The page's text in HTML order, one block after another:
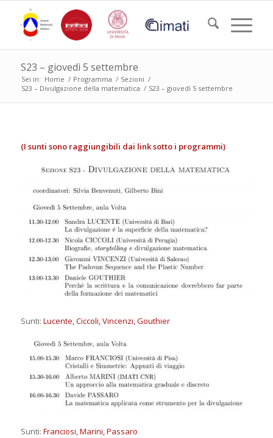
S23 – giovedì 5 settembre
Sei in: Home / Programma / Sezioni /
S23 – Divulgazione della matematica / S23 – giovedì 5 settembre
(I sunti sono raggiungibili dai link sotto i programmi)
Sunti: Lucente,Ciccoli,Vincenzi,Gouthier
Sunti: Franciosi,Marini,Passaro